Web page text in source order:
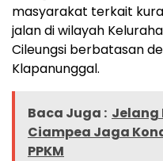
masyarakat terkait
jalan di wilayah
Cileungsi berbatasan
Klapanunggal.
Baca Juga : Jelang
Ciampea Jaga
PPKM